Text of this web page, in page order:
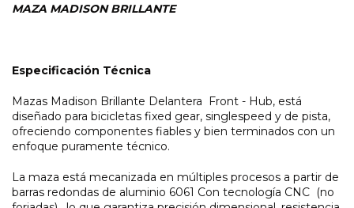
MAZA MADISON BRILLANTE
Especificación Técnica
Mazas Madison Brillante Delantera Front - Hub, está
diseñado para bicicletas fixed gear, singlespeed y de pista,
ofreciendo componentes fiables y bien terminados con un
enfoque puramente técnico.
La maza está mecanizada en múltiples procesos a partir de
barras redondas de aluminio 6061 Con tecnología CNC (no